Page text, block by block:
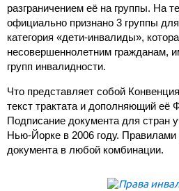
разграничением её на группы. На
официально признано 3 группы
категория «дети-инвалиды»,
несовершеннолетним гражданам,
групп инвалидности.
Что представляет собой
текст трактата и дополняющий её
Подписание документа для
Нью-Йорке в 2006 году.
документа в любой комбинации.